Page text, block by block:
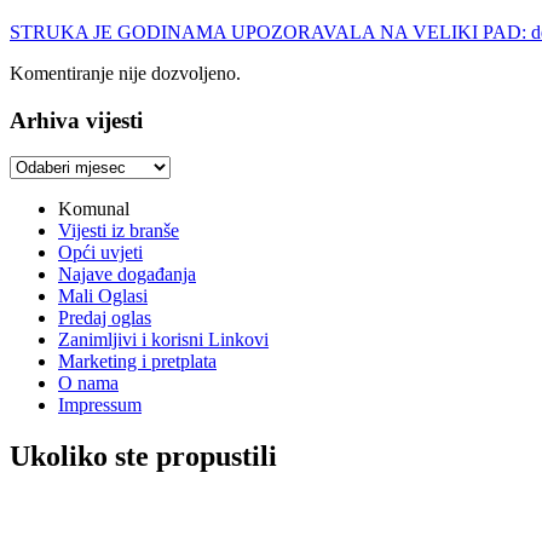
STRUKA JE GODINAMA UPOZORAVALA NA VELIKI PAD:
Komentiranje nije dozvoljeno.
Arhiva vijesti
Arhiva
Komunal
Vijesti iz branše
Opći uvjeti
Najave događanja
Mali Oglasi
Predaj oglas
Zanimljivi i korisni Linkovi
Marketing i pretplata
O nama
Impressum
Ukoliko ste propustili